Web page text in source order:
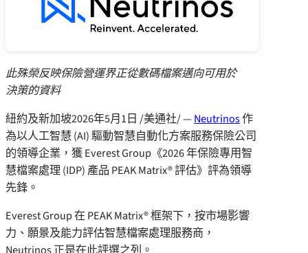
此殊榮反映保險營運界正從數碼檔案邁向可用於
決策的資料
紐約及新加坡2026年5月1日 /美通社/ —Neutrinos作
為以人工智慧 (AI) 驅動智慧自動化方案服務保險公司
的領導企業，獲 Everest Group《2026 年保險專用智
慧檔案處理 (IDP) 產品 PEAK Matrix® 評估》評為領導
先鋒。
Everest Group 在 PEAK Matrix® 框架下，按市場影響
力、願景及能力評估智慧檔案處理服務商，